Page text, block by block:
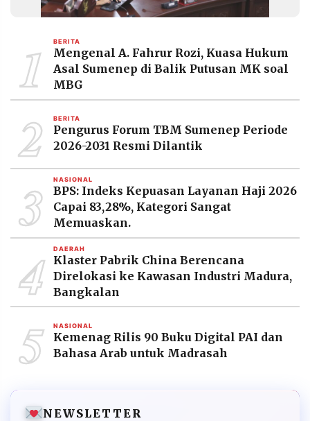
1 BERITA
Mengenal A. Fahrur Rozi, Kuasa Hukum
Asal Sumenep di Balik Putusan MK soal
MBG
2 BERITA
Pengurus Forum TBM Sumenep Periode
2026-2031 Resmi Dilantik
3 NASIONAL
BPS: Indeks Kepuasan Layanan Haji 2026
Capai 83,28%, Kategori Sangat
Memuaskan.
4 DAERAH
Klaster Pabrik China Berencana
Direlokasi ke Kawasan Industri Madura,
Bangkalan
5 NASIONAL
Kemenag Rilis 90 Buku Digital PAI dan
Bahasa Arab untuk Madrasah
NEWSLETTER